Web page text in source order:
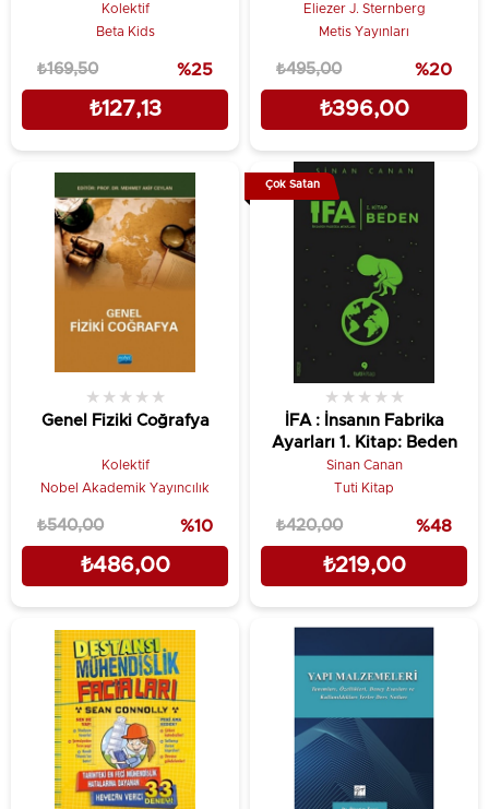
Kolektif
Beta Kids
₺127,13
₺169,50 %25
Eliezer J. Sternberg
Metis Yayınları
₺396,00
₺495,00 %20
Genel Fiziki Coğrafya
★ ★ ★ ★ ★
Kolektif
Nobel Akademik Yayıncılık
₺486,00
₺540,00 %10
İFA : İnsanın Fabrika
Ayarları 1. Kitap: Beden
★ ★ ★ ★ ★
Sinan Canan
Tuti Kitap
₺219,00
₺420,00 %48
Çok Satan